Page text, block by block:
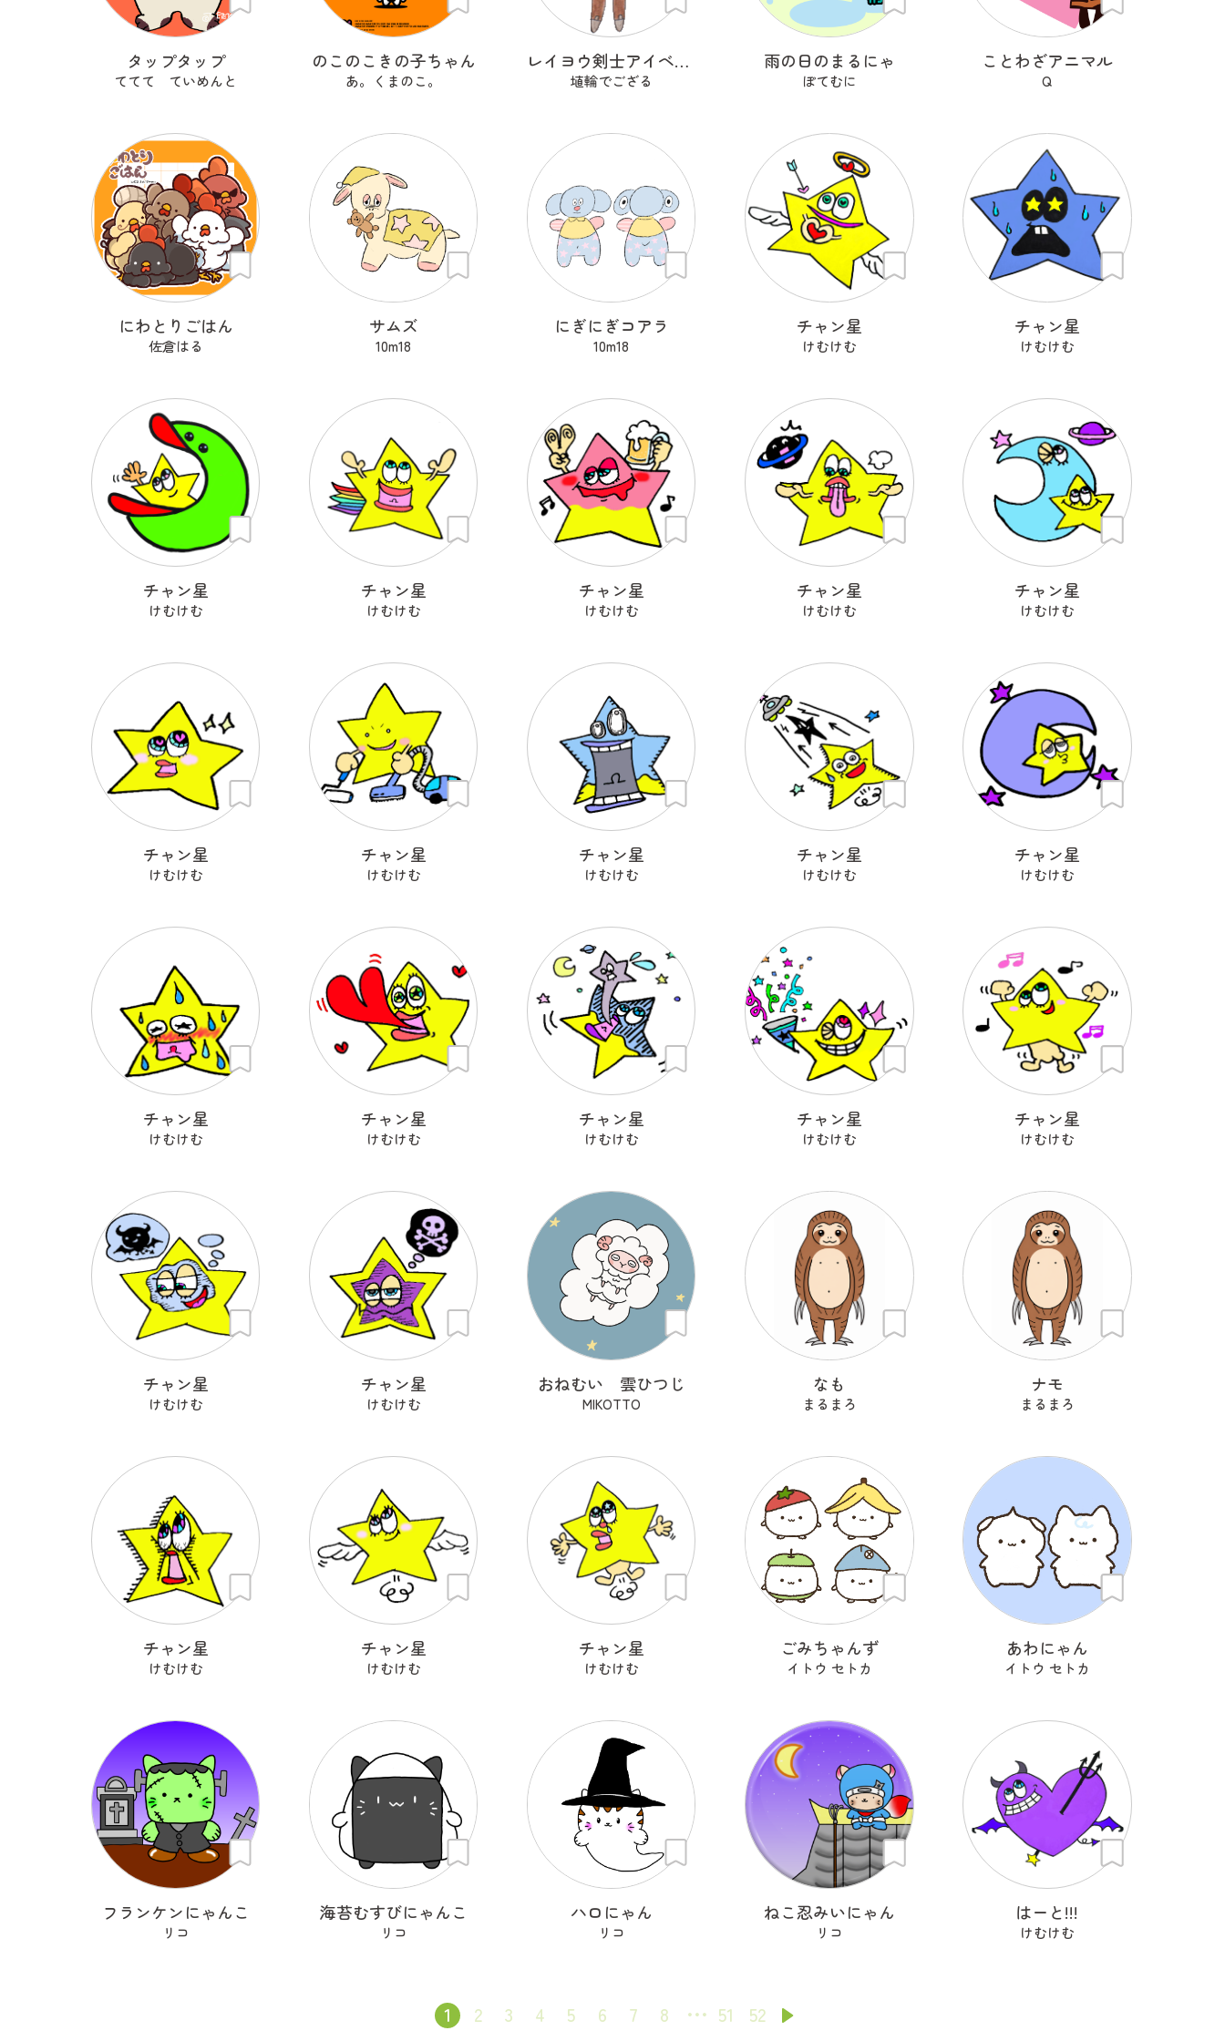
タップタップ
ててて ていめんと
のこのこきの子ちゃん
あ。くまのこ。
レイヨウ剣士アイベクサー
埴輪でござる
雨の日のまるにゃ
ぽてむに
ことわざアニマル
Q
にわとりごはん
佐倉はる
サムズ
10m18
にぎにぎコアラ
10m18
チャン星
けむけむ
チャン星
けむけむ
チャン星
けむけむ
チャン星
けむけむ
チャン星
けむけむ
チャン星
けむけむ
チャン星
けむけむ
チャン星
けむけむ
チャン星
けむけむ
チャン星
けむけむ
チャン星
けむけむ
チャン星
けむけむ
チャン星
けむけむ
チャン星
けむけむ
チャン星
けむけむ
チャン星
けむけむ
チャン星
けむけむ
チャン星
けむけむ
チャン星
けむけむ
おねむい 雲ひつじ
MIKOTTO
なも
まるまろ
ナモ
まるまろ
チャン星
けむけむ
チャン星
けむけむ
チャン星
けむけむ
ごみちゃんず
イトウ セトカ
あわにゃん
イトウ セトカ
フランケンにゃんこ
リコ
海苔むすびにゃんこ
リコ
ハロにゃん
リコ
ねこ忍みいにゃん
リコ
はーと!!!
けむけむ
1 2 3 4 5 6 7 8 51 52